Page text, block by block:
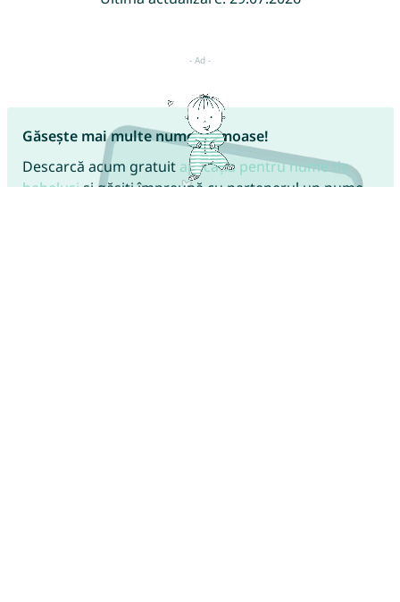
Găsește mai multe nume frumoase!
Descarcă acum gratuit aplicația pentru nume de
bebelușiși găsiți împreună cu partenerul un nume